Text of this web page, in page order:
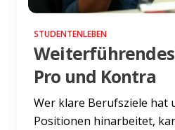
STUDENTENLEBEN
Pro und Kontra
Wer klare Berufsziele hat
Positionen hinarbeitet,